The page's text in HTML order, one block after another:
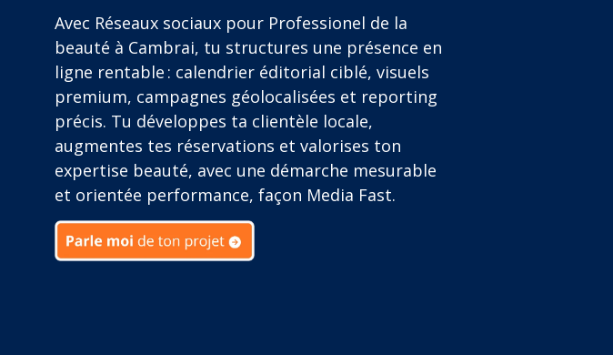
Avec Réseaux sociaux pour Professionel de la
beauté à Cambrai, tu structures une présence en
ligne rentable : calendrier éditorial ciblé, visuels
premium, campagnes géolocalisées et reporting
précis. Tu développes ta clientèle locale,
augmentes tes réservations et valorises ton
expertise beauté, avec une démarche mesurable
et orientée performance, façon Media Fast.